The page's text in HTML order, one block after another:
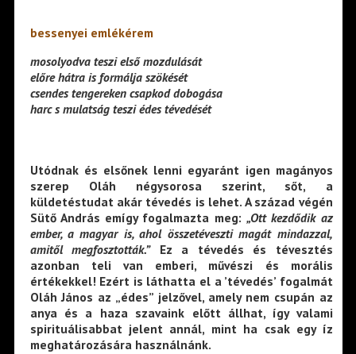
bessenyei emlékérem
mosolyodva teszi első mozdulását
előre hátra is formálja szökését
csendes tengereken csapkod dobogása
harc s mulatság teszi édes tévedését
Utódnak és elsőnek lenni egyaránt igen magányos
szerep Oláh négysorosa szerint, sőt, a
küldetéstudat akár tévedés is lehet. A század végén
Sütő András emígy fogalmazta meg:„Ott kezdődik az
ember, a magyar is, ahol összetéveszti magát mindazzal,
amitől megfosztották.”Ez a tévedés és tévesztés
azonban teli van emberi, művészi és morális
értékekkel! Ezért is láthatta el a ’tévedés’ fogalmát
Oláh János az „édes” jelzővel, amely nem csupán az
anya és a haza szavaink előtt állhat, így valami
spirituálisabbat jelent annál, mint ha csak egy íz
meghatározására használnánk.